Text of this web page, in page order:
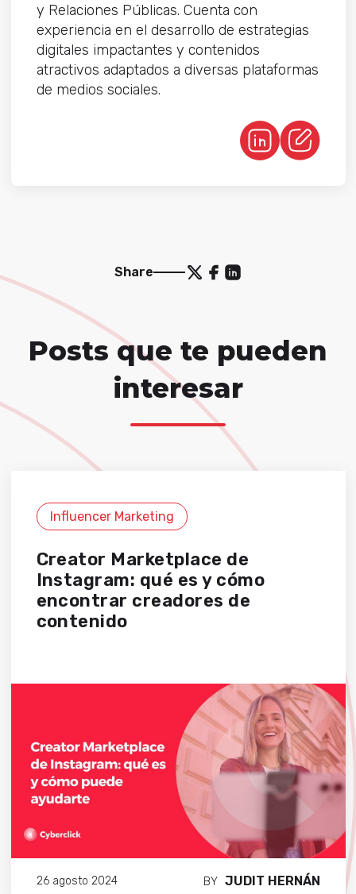
y Relaciones Públicas. Cuenta con
experiencia en el desarrollo de estrategias
digitales impactantes y contenidos
atractivos adaptados a diversas plataformas
de medios sociales.
Share
Posts que te pueden
interesar
Influencer Marketing
Creator Marketplace de
Instagram: qué es y cómo
encontrar creadores de
contenido
26 agosto 2024 BY JUDIT HERNÁN